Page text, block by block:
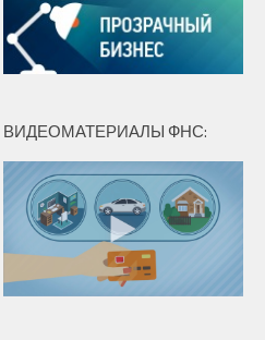
ВИДЕОМАТЕРИАЛЫ ФНС: